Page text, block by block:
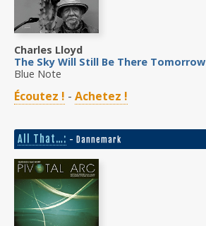
Charles Lloyd
The Sky Will Still Be There Tomorrow
Blue Note
Écoutez ! - Achetez !
All That…: - Dannemark